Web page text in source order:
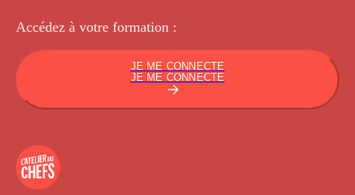
Accédez à votre formation :
JE ME CONNECTE
JE ME CONNECTE